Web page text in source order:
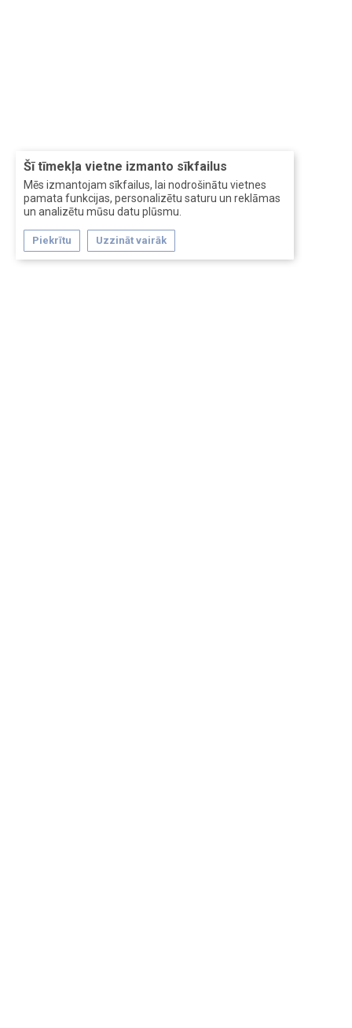
Šī tīmekļa vietne izmanto sīkfailus
Mēs izmantojam sīkfailus, lai nodrošinātu vietnes
pamata funkcijas, personalizētu saturu un reklāmas
un analizētu mūsu datu plūsmu.
Piekrītu Uzzināt vairāk